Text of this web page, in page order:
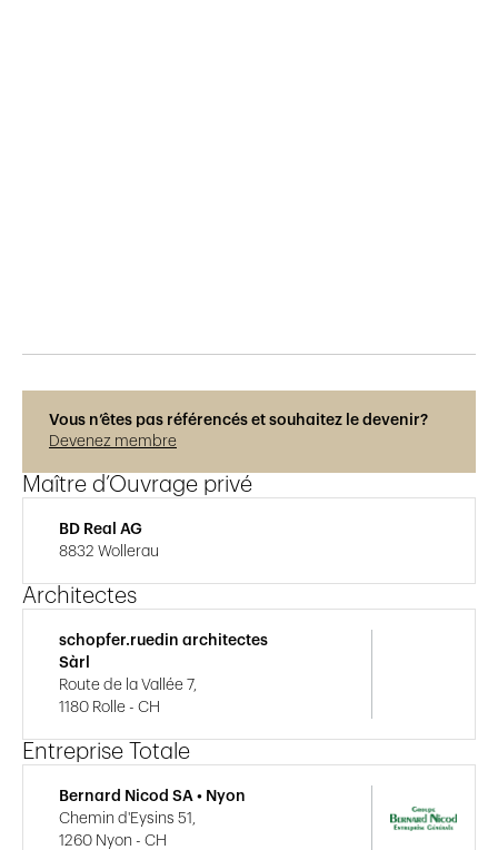
Vous n’êtes pas référencés et souhaitez le devenir?
Devenez membre
Maître d’Ouvrage privé
BD Real AG
8832 Wollerau
Architectes
schopfer.ruedin architectes
Sàrl
Route de la Vallée 7,
1180 Rolle - CH
Entreprise Totale
Bernard Nicod SA • Nyon
Chemin d'Eysins 51,
1260 Nyon - CH